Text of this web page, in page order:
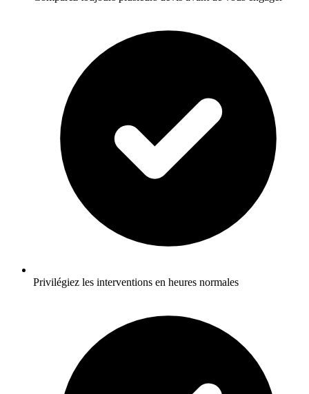
Privilégiez les interventions en heures normales